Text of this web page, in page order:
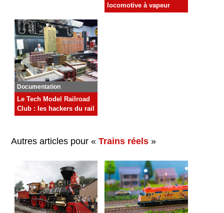
locomotive à vapeur
Documentation
Le Tech Model Railroad
Club : les hackers du rail
Autres articles pour « Trains réels »